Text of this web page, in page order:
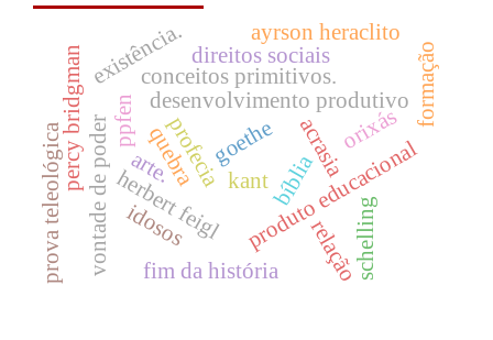
kant
herbert feigl bíblia
profecia produto educacional
relação
vontade de poder acrasia
desenvolvimento produtivo formação
conceitos primitivos.
percy bridgman
fim da história
idosos
direitos sociais
arte.
schelling
prova teleológica
existência. ayrson heraclito
goethe
quebra
ppfen orixás